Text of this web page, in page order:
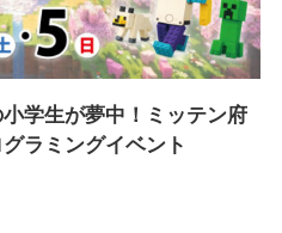
小学生が夢中！ミッテン府
ラミングイベント